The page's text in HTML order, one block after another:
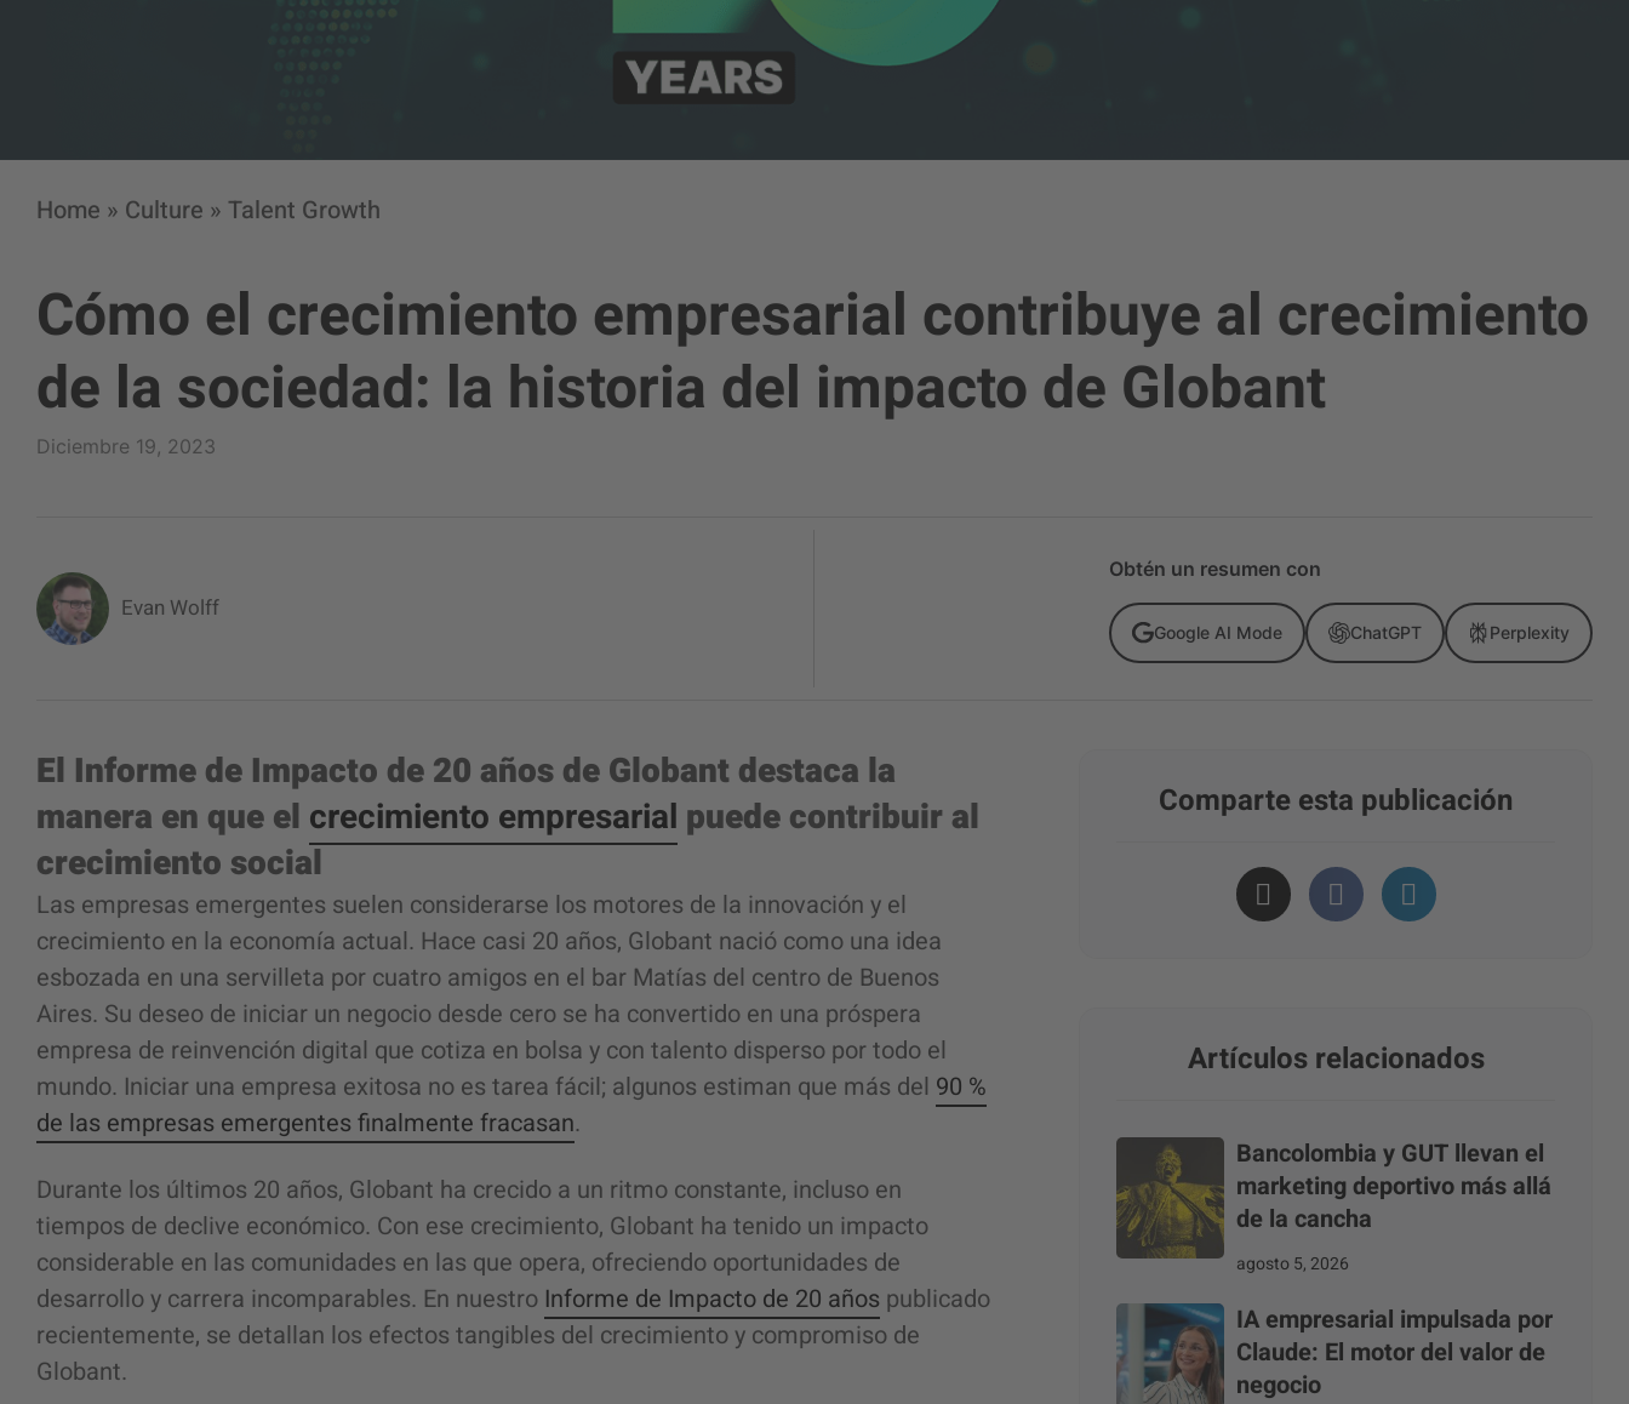
Home » Culture » Talent Growth
Cómo el crecimiento empresarial contribuye al crecimiento
de la sociedad: la historia del impacto de Globant
Diciembre 19, 2023
Evan Wolff
Obtén un resumen con
Google AI Mode ChatGPT Perplexity
El Informe de Impacto de 20 años de Globant destaca la
manera en que el crecimiento empresarial puede contribuir al
crecimiento social
Las empresas emergentes suelen considerarse los motores de la innovación y el
crecimiento en la economía actual. Hace casi 20 años, Globant nació como una idea
esbozada en una servilleta por cuatro amigos en el bar Matías del centro de Buenos
Aires. Su deseo de iniciar un negocio desde cero se ha convertido en una próspera
empresa de reinvención digital que cotiza en bolsa y con talento disperso por todo el
mundo. Iniciar una empresa exitosa no es tarea fácil; algunos estiman que más del 90 %
de las empresas emergentes finalmente fracasan.
Durante los últimos 20 años, Globant ha crecido a un ritmo constante, incluso en
tiempos de declive económico. Con ese crecimiento, Globant ha tenido un impacto
considerable en las comunidades en las que opera, ofreciendo oportunidades de
desarrollo y carrera incomparables. En nuestro Informe de Impacto de 20 años publicado
recientemente, se detallan los efectos tangibles del crecimiento y compromiso de
Globant.
Comparte esta publicación
Artículos relacionados
Bancolombia y GUT llevan el
marketing deportivo más allá
de la cancha
agosto 5, 2026
IA empresarial impulsada por
Claude: El motor del valor de
negocio